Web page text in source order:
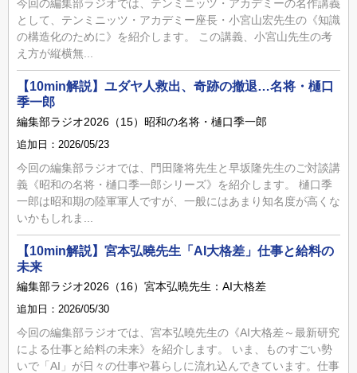
今回の編集部ラジオでは、テンミニッツ・アカデミーの名作講義
として、テンミニッツ・アカデミー座長・小宮山宏先生の《知識
の構造化のために》を紹介します。 この講義、小宮山先生の考
え方が縦横無...
【10min解説】ユダヤ人救出、奇跡の撤退…名将・樋口
季一郎
編集部ラジオ2026（15）昭和の名将・樋口季一郎
追加日：2026/05/23
今回の編集部ラジオでは、門田隆将先生と早坂隆先生のご対談講
義《昭和の名将・樋口季一郎シリーズ》を紹介します。 樋口季
一郎は昭和期の陸軍軍人ですが、一般にはあまり知名度が高くな
いかもしれま...
【10min解説】宮本弘曉先生「AI大格差」仕事と給料の
未来
編集部ラジオ2026（16）宮本弘曉先生：AI大格差
追加日：2026/05/30
今回の編集部ラジオでは、宮本弘曉先生の《AI大格差～最新研究
による仕事と給料の未来》を紹介します。 いま、ものすごい勢
いで「AI」が日々の仕事や暮らしに流れ込んできています。仕事